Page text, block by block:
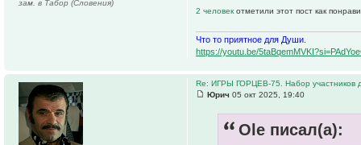
2 человек отметили этот пост как
Что то приятное для Души.
https://youtu.be/
зам. в Табор (Словения)
Re: ИГРЫ ГОРЦЕВ-75. Набор участников
Юрич 05 окт 2025, 19:40
Ole писал(а):